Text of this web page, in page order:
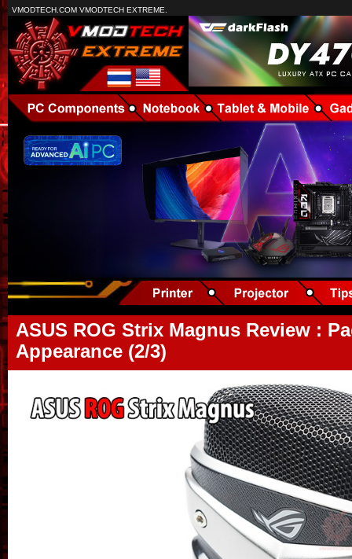
VMODTECH.COM VMODTECH EXTREME.
ASUS ROG Strix Magnus Review :
Appearance (2/3)